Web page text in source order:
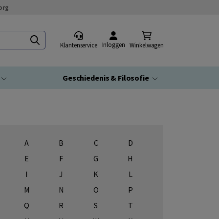
Klantenservice Inloggen Winkelwagen
Geschiedenis & Filosofie
A B C
D
E
F G
H
I
J K
L
M
N O
P
Q
R S
T